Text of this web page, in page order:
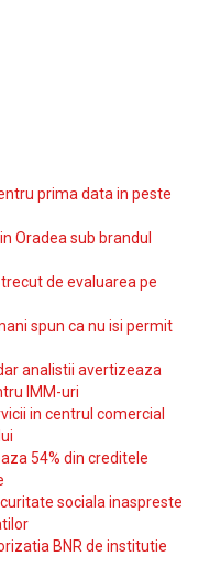
prima data in peste
Oradea sub brandul
de evaluarea pe
spun ca nu isi permit
analistii avertizeaza
IMM-uri
in centrul comercial
54% din creditele
sociala inaspreste
BNR de institutie